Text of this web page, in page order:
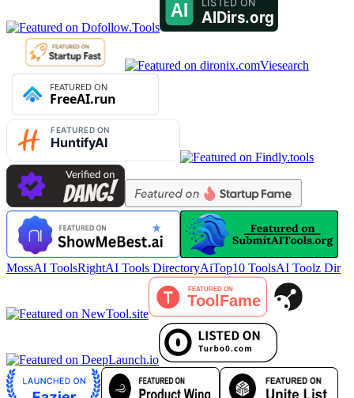
Viesearch
MossAI ToolsRightAI Tools DirectoryAiTop10 ToolsAI Toolz Dir